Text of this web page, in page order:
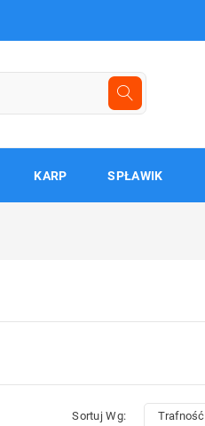
KARP SPŁAWIK
Sortuj Wg: Trafność